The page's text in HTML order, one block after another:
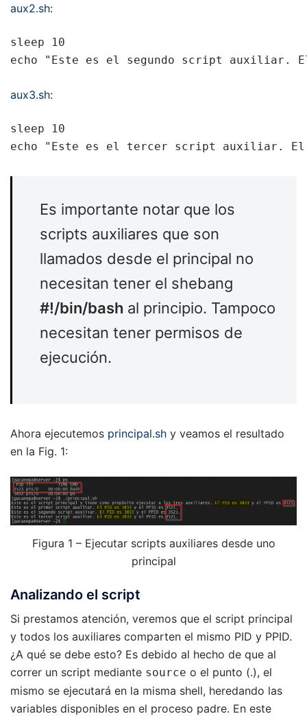
aux2.sh:
sleep 10
echo "Este es el segundo script auxiliar.
aux3.sh:
sleep 10
echo "Este es el tercer script auxiliar. El
Es importante notar que los
scripts auxiliares que son
llamados desde el principal no
necesitan tener el shebang
#!/bin/bash al principio. Tampoco
necesitan tener permisos de
ejecución.
Ahora ejecutemos principal.sh y veamos el resultado
en la Fig. 1:
Figura 1 – Ejecutar scripts auxiliares desde uno
principal
Analizando el script
Si prestamos atención, veremos que el script principal
y todos los auxiliares comparten el mismo PID y PPID.
¿A qué se debe esto? Es debido al hecho de que al
correr un script mediante source o el punto (.), el
mismo se ejecutará en la misma shell, heredando las
variables disponibles en el proceso padre. En este